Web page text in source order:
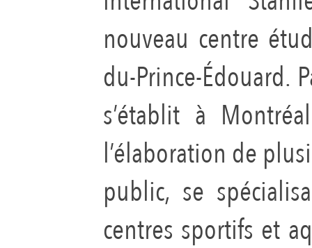
nouveau centre
du-Prince-Édouard.
s’établit à
l’élaboration de
public, se
centres sportifs et